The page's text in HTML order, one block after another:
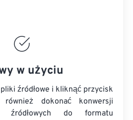
w użyciu
źródłowe i kliknąć przycisk
również dokonać konwersji
źródłowych do formatu